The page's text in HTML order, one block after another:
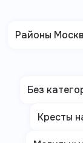
Районы
Без
Кресты